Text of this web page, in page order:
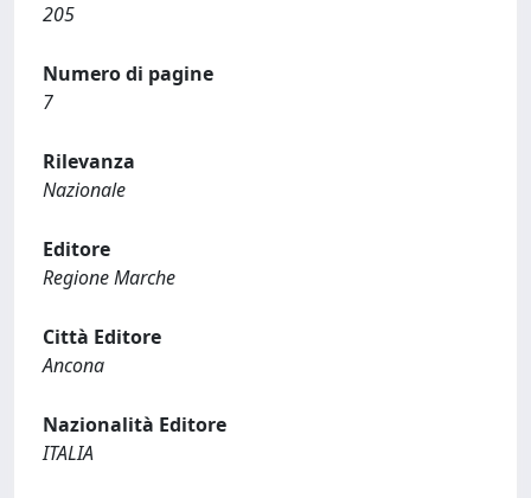
205
Numero di pagine
7
Rilevanza
Nazionale
Editore
Regione Marche
Città Editore
Ancona
Nazionalità Editore
ITALIA